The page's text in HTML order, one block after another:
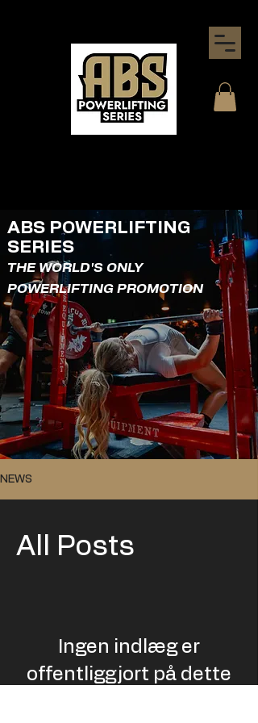
ABS POWERLIFTING
SERIES
THE WORLD'S ONLY
POWERLIFTING PROMOTION
NEWS
All Posts
Ingen indlæg er
offentliggjort på dette